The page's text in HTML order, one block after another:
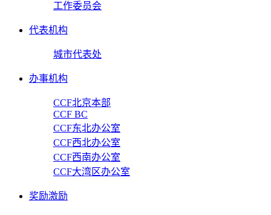
工作委员会
代表机构
城市代表处
办事机构
CCF北京本部
CCF BC
CCF东北办公室
CCF西北办公室
CCF西南办公室
CCF大湾区办公室
奖励激励